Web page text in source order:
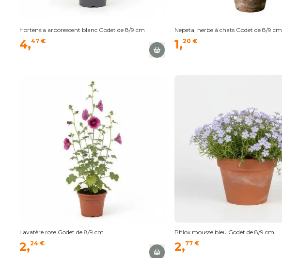
Hortensia arborescent blanc Godet de 8/9 cm
4,47 €
Nepeta, herbe à chats Godet de 8/9 cm
1,20 €
Lavatère rose Godet de 8/9 cm
2,24 €
Phlox mousse bleu Godet de 8/9 cm
2,77 €